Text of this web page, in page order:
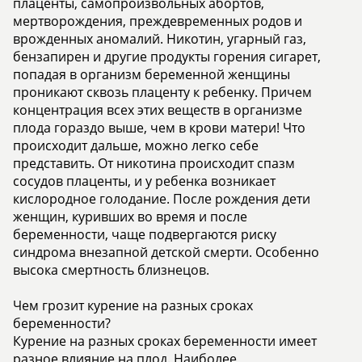
мертворождения, преждевременных родов и
врожденных аномалий. Никотин, угарный газ,
бензапирен и другие продукты горения сигарет,
попадая в организм беременной женщины
проникают сквозь плаценту к ребенку. Причем
концентрация всех этих веществ в организме
плода гораздо выше, чем в крови матери! Что
происходит дальше, можно легко себе
представить. От никотина происходит спазм
сосудов плаценты, и у ребенка возникает
кислородное голодание. После рождения дети
женщин, куривших во время и после
беременности, чаще подвергаются риску
синдрома внезапной детской смерти. Особенно
высока смертность близнецов.
Чем грозит курение на разных сроках
беременности?
Курение на разных сроках беременности имеет